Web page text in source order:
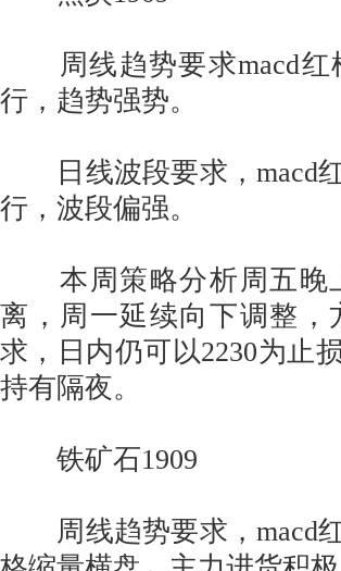
周线趋势要求macd红
行，趋势强势。
日线波段要求，macd
行，波段偏强。
本周策略分析周五晚
离，周一延续向下调整
求，日内仍可以2230为止
持有隔夜。
铁矿石1909
周线趋势要求，macd